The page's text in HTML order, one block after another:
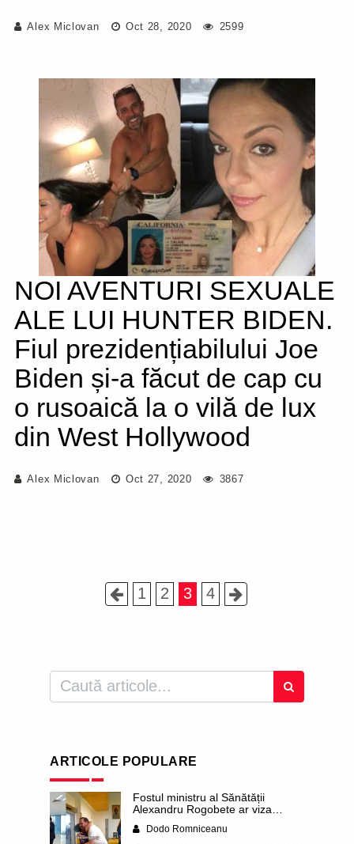
Alex Miclovan Oct 28, 2020 2599
NOI AVENTURI SEXUALE
ALE LUI HUNTER BIDEN.
Fiul prezidențiabilului Joe
Biden și-a făcut de cap cu
o rusoaică la o vilă de lux
din West Hollywood
Alex Miclovan Oct 27, 2020 3867
1 2 3 4
ARTICOLE POPULARE
Fostul ministru al Sănătății
Alexandru Rogobete ar viza
al orașului Timișoara. Pesedistul
Dodo Romniceanu